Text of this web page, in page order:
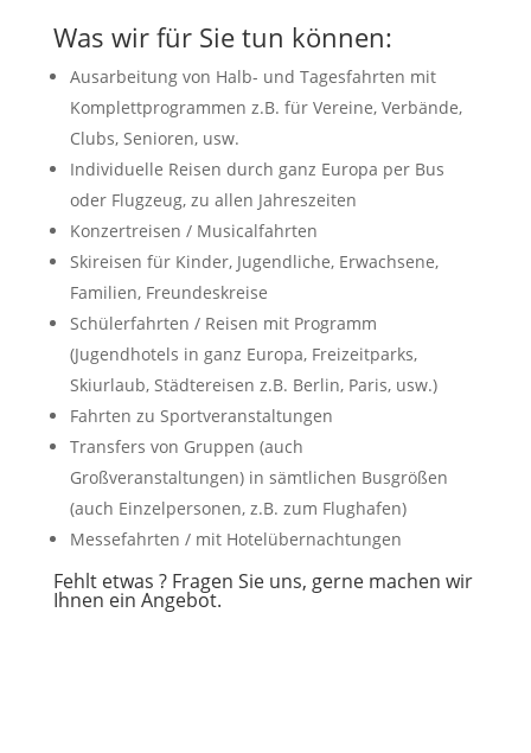
Was wir für Sie tun können:
Ausarbeitung von Halb- und Tagesfahrten mit
Komplettprogrammen z.B. für Vereine, Verbände,
Clubs, Senioren, usw.
Individuelle Reisen durch ganz Europa per Bus
oder Flugzeug, zu allen Jahreszeiten
Konzertreisen / Musicalfahrten
Skireisen für Kinder, Jugendliche, Erwachsene,
Familien, Freundeskreise
Schülerfahrten / Reisen mit Programm
(Jugendhotels in ganz Europa, Freizeitparks,
Skiurlaub, Städtereisen z.B. Berlin, Paris, usw.)
Fahrten zu Sportveranstaltungen
Transfers von Gruppen (auch
Großveranstaltungen) in sämtlichen Busgrößen
(auch Einzelpersonen, z.B. zum Flughafen)
Messefahrten / mit Hotelübernachtungen
Fehlt etwas ? Fragen Sie uns, gerne machen wir
Ihnen ein Angebot.